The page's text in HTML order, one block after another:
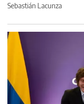
Sebastián Lacunza